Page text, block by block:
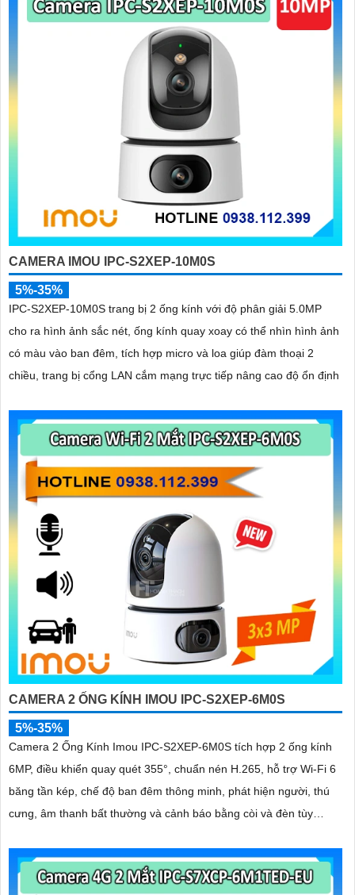
động ổn định. Kiểm tra xem camera có hoạt động bình thường, vệ
sinh bụi và kiểm tra kết nối mạng định kỳ.
Hy vọng rằng các tư vấn trên sẽ giúp bạn lắp đặt và sử dụng Camera
Wifi Imou một cách hiệu quả và tiện lợi.
CAMERA IMOU IPC-S2XEP-10M0S
5%-35%
IPC-S2XEP-10M0S trang bị 2 ống kính với độ phân giải 5.0MP
cho ra hình ảnh sắc nét, ống kính quay xoay có thể nhìn hình ảnh
có màu vào ban đêm, tích hợp micro và loa giúp đàm thoại 2
chiều, trang bị cổng LAN cắm mạng trực tiếp nâng cao độ ổn định
CAMERA 2 ỐNG KÍNH IMOU IPC-S2XEP-6M0S
5%-35%
Camera 2 Ống Kính Imou IPC-S2XEP-6M0S tích hợp 2 ống kính
6MP, điều khiển quay quét 355°, chuẩn nén H.265, hỗ trợ Wi-Fi 6
băng tần kép, chế độ ban đêm thông minh, phát hiện người, thú
cưng, âm thanh bất thường và cảnh báo bằng còi và đèn tùy